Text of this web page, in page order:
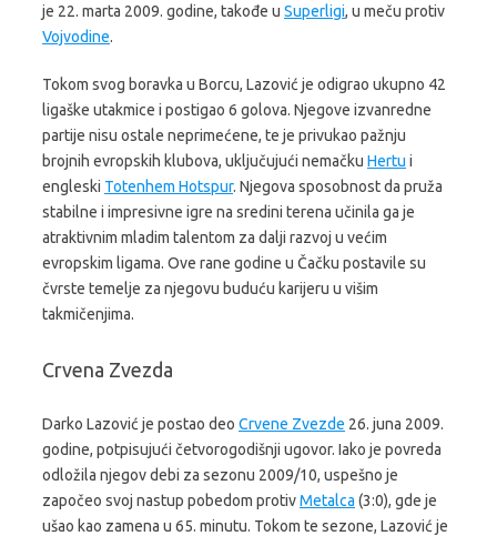
je 22. marta 2009. godine, takođe u Superligi, u meču protiv
Vojvodine.
Tokom svog boravka u Borcu, Lazović je odigrao ukupno 42
ligaške utakmice i postigao 6 golova. Njegove izvanredne
partije nisu ostale neprimećene, te je privukao pažnju
brojnih evropskih klubova, uključujući nemačku Hertu i
engleski Totenhem Hotspur. Njegova sposobnost da pruža
stabilne i impresivne igre na sredini terena učinila ga je
atraktivnim mladim talentom za dalji razvoj u većim
evropskim ligama. Ove rane godine u Čačku postavile su
čvrste temelje za njegovu buduću karijeru u višim
takmičenjima.
Crvena Zvezda
Darko Lazović je postao deo Crvene Zvezde 26. juna 2009.
godine, potpisujući četvorogodišnji ugovor. Iako je povreda
odložila njegov debi za sezonu 2009/10, uspešno je
započeo svoj nastup pobedom protivMetalca (3:0), gde je
ušao kao zamena u 65. minutu. Tokom te sezone, Lazović je